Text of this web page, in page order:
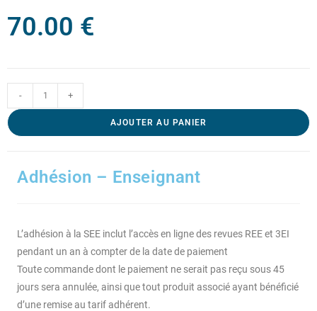
70.00 €
- +
AJOUTER AU PANIER
Adhésion – Enseignant
L’adhésion à la SEE inclut l’accès en ligne des revues REE et 3EI
pendant un an à compter de la date de paiement
Toute commande dont le paiement ne serait pas reçu sous 45
jours sera annulée, ainsi que tout produit associé ayant bénéficié
d’une remise au tarif adhérent.